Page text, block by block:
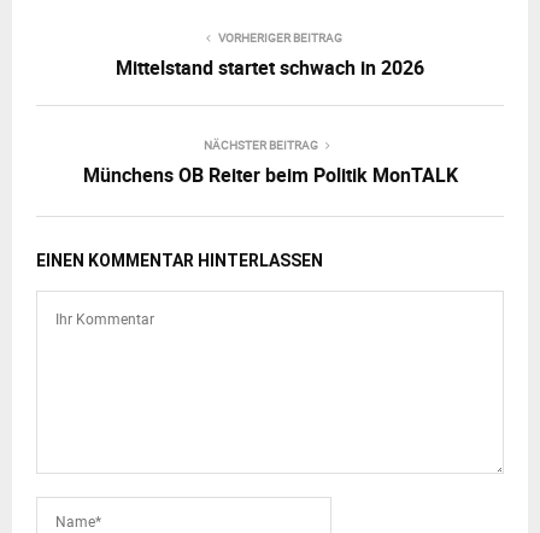
VORHERIGER BEITRAG
Mittelstand startet schwach in 2026
NÄCHSTER BEITRAG
Münchens OB Reiter beim Politik MonTALK
EINEN KOMMENTAR HINTERLASSEN